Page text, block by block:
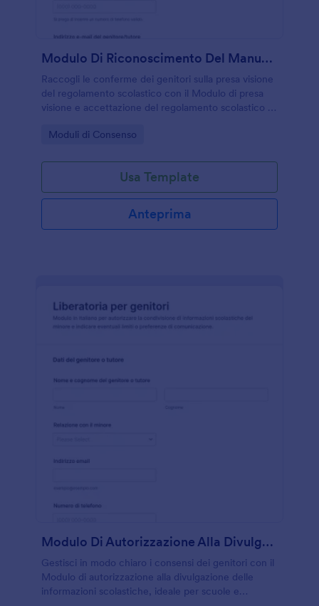
Modulo Di Riconoscimento Del Manuale Per Genitori E Studenti
Raccogli le conferme dei genitori sulla presa visione
del regolamento scolastico con il Modulo di presa
visione e accettazione del regolamento scolastico di
gestiscono comunicazioni e autorizzazioni online.
Go to Category:
Moduli di Consenso
Usa Template
Anteprima
Modulo Di Autorizzazione Alla Divulgazione Delle Informazioni Scolastiche
Gestisci in modo chiaro i consensi dei genitori con il
Modulo di autorizzazione alla divulgazione delle
informazioni scolastiche, ideale per scuole e